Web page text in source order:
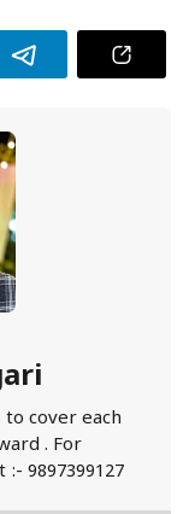
cover each
. For
9897399127